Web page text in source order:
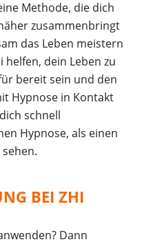
Methode, die dich
zusammenbringt
das Leben meistern
helfen, dein Leben zu
bereit sein und den
Hypnose in Kontakt
schnell
Hypnose, als einen
BEI ZHI
Dann